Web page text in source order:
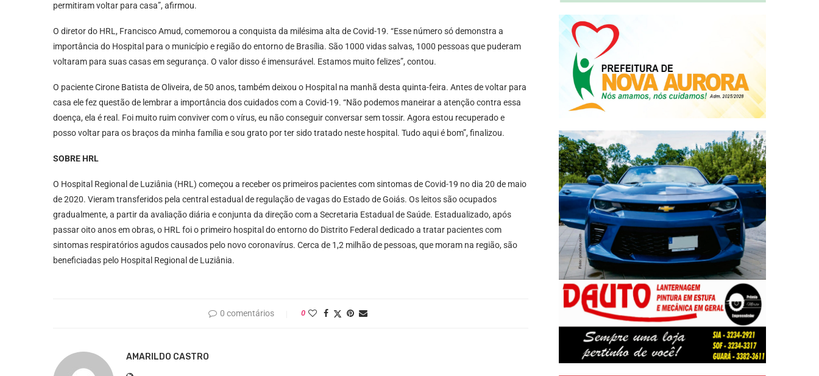
permitiram voltar para casa”, afirmou.
O diretor do HRL, Francisco Amud, comemorou a conquista da milésima alta de Covid-19. “Esse número só demonstra a
importância do Hospital para o município e região do entorno de Brasília. São 1000 vidas salvas, 1000 pessoas que puderam
voltaram para suas casas em segurança. O valor disso é imensurável. Estamos muito felizes”, contou.
O paciente Cirone Batista de Oliveira, de 50 anos, também deixou o Hospital na manhã desta quinta-feira. Antes de voltar para
casa ele fez questão de lembrar a importância dos cuidados com a Covid-19. “Não podemos maneirar a atenção contra essa
doença, ela é real. Foi muito ruim conviver com o vírus, eu não conseguir conversar sem tossir. Agora estou recuperado e
posso voltar para os braços da minha família e sou grato por ter sido tratado neste hospital. Tudo aqui é bom”, finalizou.
SOBRE HRL
O Hospital Regional de Luziânia (HRL) começou a receber os primeiros pacientes com sintomas de Covid-19 no dia 20 de maio
de 2020. Vieram transferidos pela central estadual de regulação de vagas do Estado de Goiás. Os leitos são ocupados
gradualmente, a partir da avaliação diária e conjunta da direção com a Secretaria Estadual de Saúde. Estadualizado, após
passar oito anos em obras, o HRL foi o primeiro hospital do entorno do Distrito Federal dedicado a tratar pacientes com
sintomas respiratórios agudos causados pelo novo coronavírus. Cerca de 1,2 milhão de pessoas, que moram na região, são
beneficiadas pelo Hospital Regional de Luziânia.
0 comentários 0
AMARILDO CASTRO